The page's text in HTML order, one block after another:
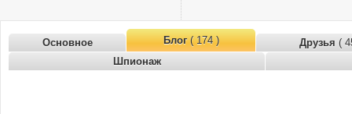
Основное Блог( 174 ) Друзья (
Шпионаж